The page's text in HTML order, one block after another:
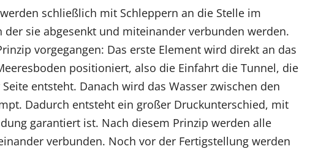
schließlich mit Schleppern an die Stelle im
sie abgesenkt und miteinander verbunden werden.
vorgegangen: Das erste Element wird direkt an das
positioniert, also die Einfahrt die Tunnel, die
entsteht. Danach wird das Wasser zwischen den
Dadurch entsteht ein großer Druckunterschied, mit
garantiert ist. Nach diesem Prinzip werden alle
verbunden. Noch vor der Fertigstellung werden